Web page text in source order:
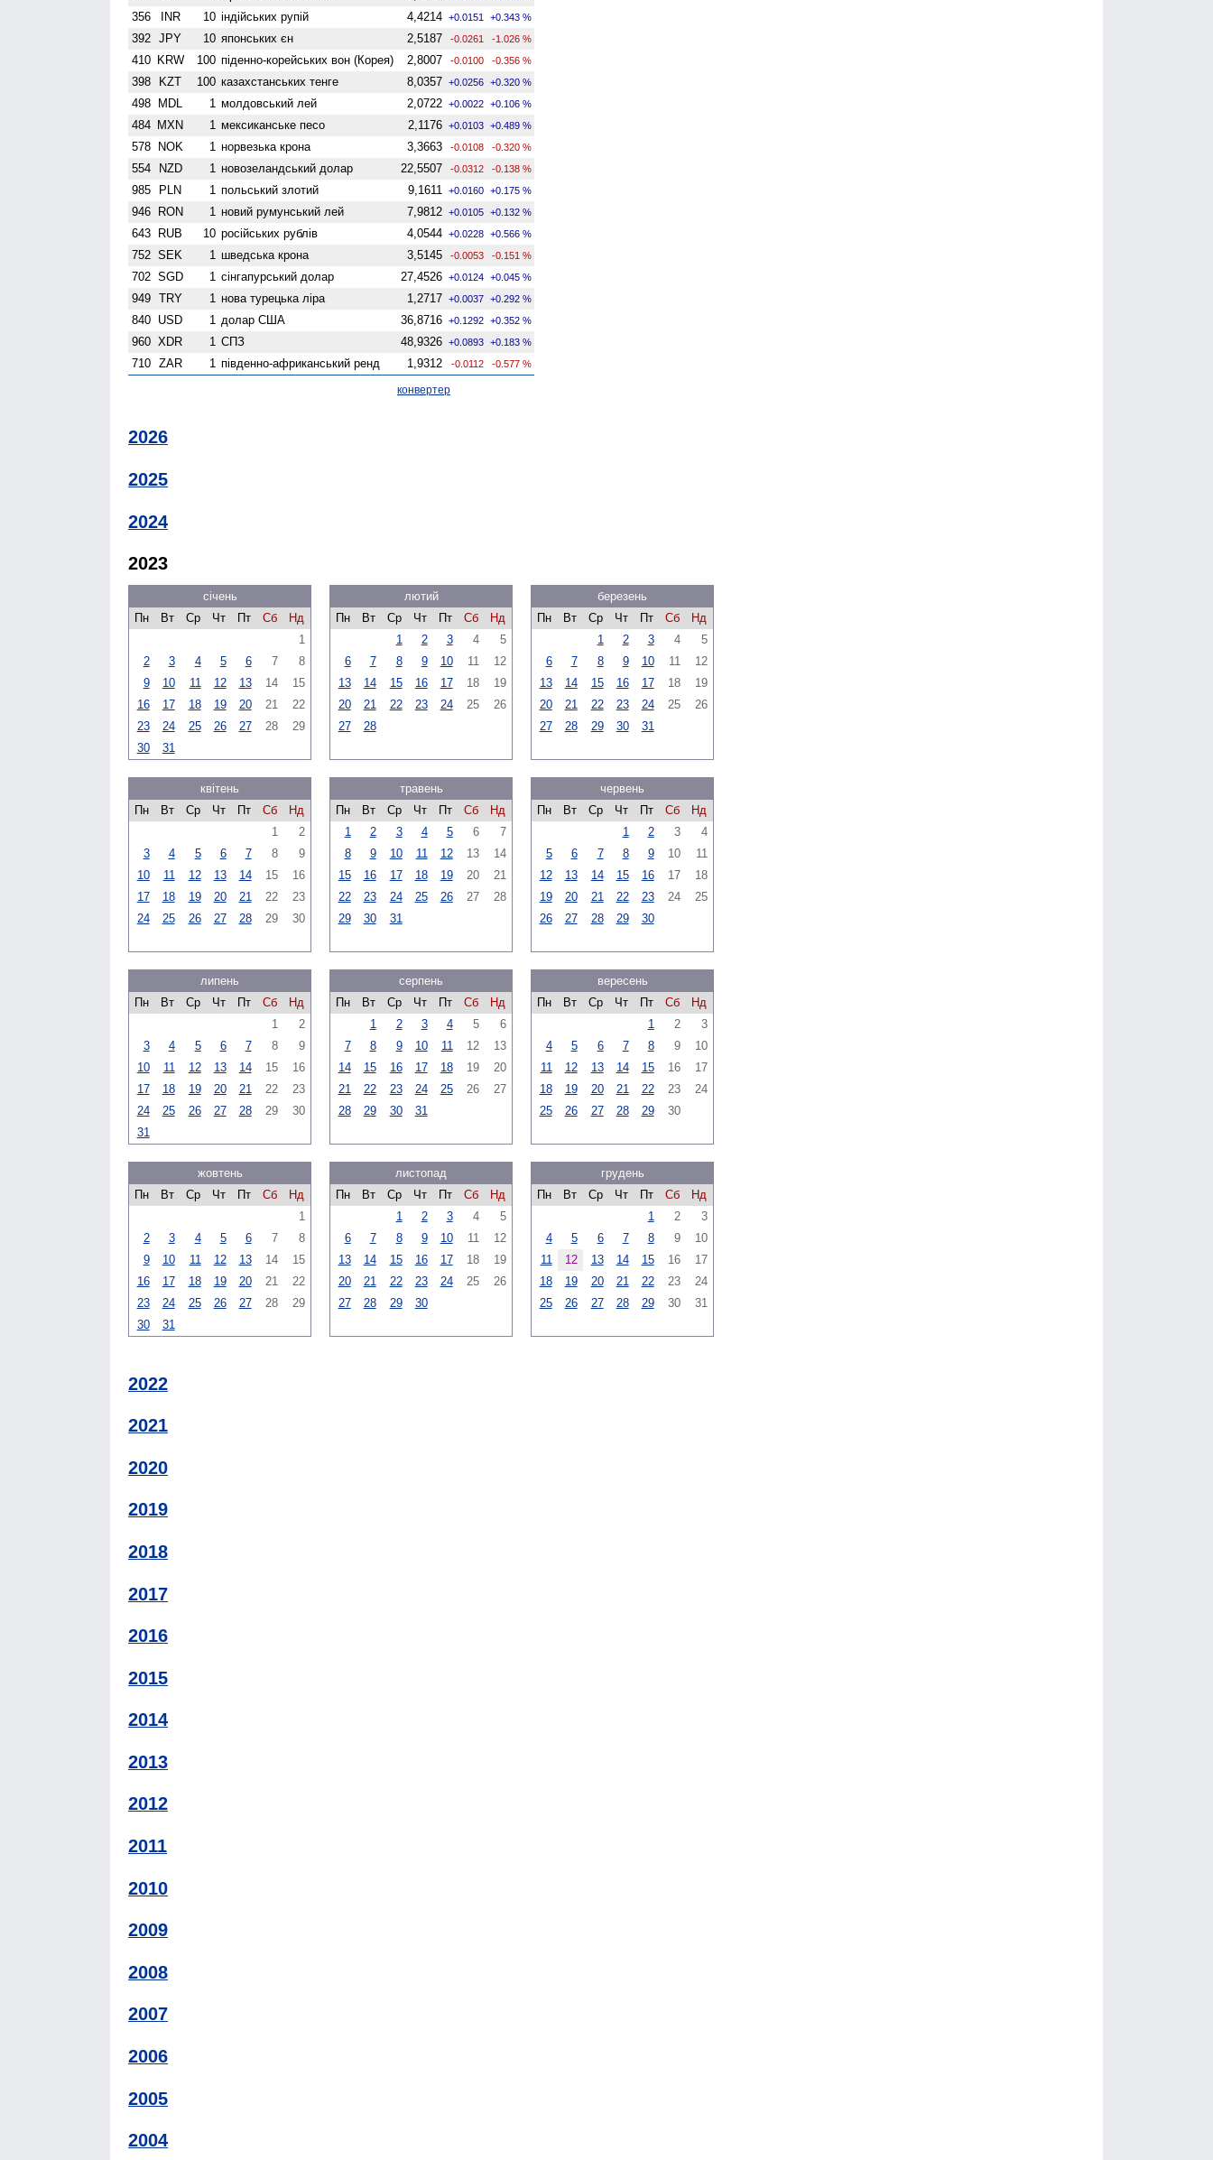
356 INR 10 індійських рупій 4,4214 +0.0151 +0.343 %
392 JPY 10 японських єн 2,5187 -0.0261 -1.026 %
410 KRW 100 піденно-корейських вон (Корея) 2,8007 -0.0100 -0.356 %
398 KZT 100 казахстанських тенге 8,0357 +0.0256 +0.320 %
498 MDL 1 молдовський лей 2,0722 +0.0022 +0.106 %
484 MXN 1 мексиканське песо 2,1176 +0.0103 +0.489 %
578 NOK 1 норвезька крона 3,3663 -0.0108 -0.320 %
554 NZD 1 ново­зеландський долар 22,5507 -0.0312 -0.138 %
985 PLN 1 польський злотий 9,1611 +0.0160 +0.175 %
946 RON 1 новий румунський лей 7,9812 +0.0105 +0.132 %
643 RUB 10 російських рублів 4,0544 +0.0228 +0.566 %
752 SEK 1 шведська крона 3,5145 -0.0053 -0.151 %
702 SGD 1 сінгапурський долар 27,4526 +0.0124 +0.045 %
949 TRY 1 нова турецька ліра 1,2717 +0.0037 +0.292 %
840 USD 1 долар США 36,8716 +0.1292 +0.352 %
960 XDR 1 СПЗ 48,9326 +0.0893 +0.183 %
710 ZAR 1 південно-африканський ренд 1,9312 -0.0112 -0.577 %
конвертер
2026
2025
2024
2023
січень
Пн
Вт Ср Чт Пт Сб
Нд
1
2
3 4 5 6 7
8
9
10 11 12 13 14
15
16
17 18 19 20 21
22
23
24 25 26 27 28
29
30
31
лютий
Пн
Вт Ср Чт Пт Сб
Нд
1
2 3 4
5
6
7 8 9 10 11
12
13
14 15 16 17 18
19
20
21 22 23 24 25
26
27
28
березень
Пн
Вт Ср Чт Пт Сб
Нд
1
2 3 4
5
6
7 8 9 10 11
12
13
14 15 16 17 18
19
20
21 22 23 24 25
26
27
28 29 30 31
квітень
Пн
Вт Ср Чт Пт Сб
Нд
1
2
3
4 5 6 7 8
9
10
11 12 13 14 15
16
17
18 19 20 21 22
23
24
25 26 27 28 29 30
травень
Пн
Вт Ср Чт Пт Сб
Нд
1
2 3 4 5 6
7
8
9 10 11 12 13
14
15
16 17 18 19 20
21
22
23 24 25 26 27
28
29
30 31
червень
Пн
Вт Ср Чт Пт Сб
Нд
1
2 3
4
5
6 7 8 9 10
11
12
13 14 15 16 17
18
19
20 21 22 23 24
25
26
27 28 29 30
липень
Пн
Вт Ср Чт Пт Сб
Нд
1
2
3
4 5 6 7 8
9
10
11 12 13 14 15
16
17
18 19 20 21 22
23
24
25 26 27 28 29
30
31
серпень
Пн
Вт Ср Чт Пт Сб
Нд
1
2 3 4 5
6
7
8 9 10 11 12
13
14
15 16 17 18 19
20
21
22 23 24 25 26
27
28
29 30 31
вересень
Пн
Вт Ср Чт Пт Сб
Нд
1
2
3
4
5 6 7 8 9
10
11
12 13 14 15 16
17
18
19 20 21 22 23
24
25
26 27 28 29 30
жовтень
Пн
Вт Ср Чт Пт Сб
Нд
1
2
3 4 5 6 7
8
9
10 11 12 13 14
15
16
17 18 19 20 21
22
23
24 25 26 27 28
29
30
31
листопад
Пн
Вт Ср Чт Пт Сб
Нд
1
2 3 4
5
6
7 8 9 10 11
12
13
14 15 16 17 18
19
20
21 22 23 24 25
26
27
28 29 30
грудень
Пн
Вт Ср Чт Пт Сб
Нд
1
2
3
4
5 6 7 8 9
10
11
12 13 14 15 16
17
18
19 20 21 22 23
24
25
26 27 28 29 30 31
2022
2021
2020
2019
2018
2017
2016
2015
2014
2013
2012
2011
2010
2009
2008
2007
2006
2005
2004